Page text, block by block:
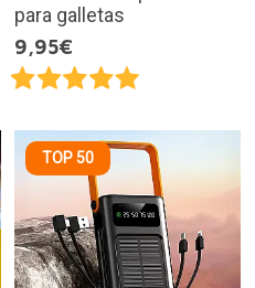
para galletas
9,95€
TOP 50